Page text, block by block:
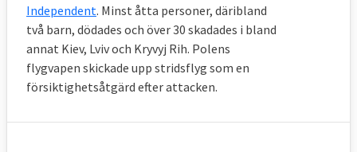
Independent. Minst åtta personer, däribland
två barn, dödades och över 30 skadades i bland
annat Kiev, Lviv och Kryvyj Rih. Polens
flygvapen skickade upp stridsflyg som en
försiktighetsåtgärd efter attacken.